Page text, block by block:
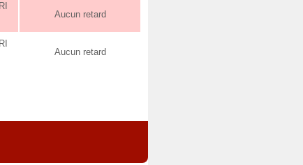
Aucun retard
Aucun retard